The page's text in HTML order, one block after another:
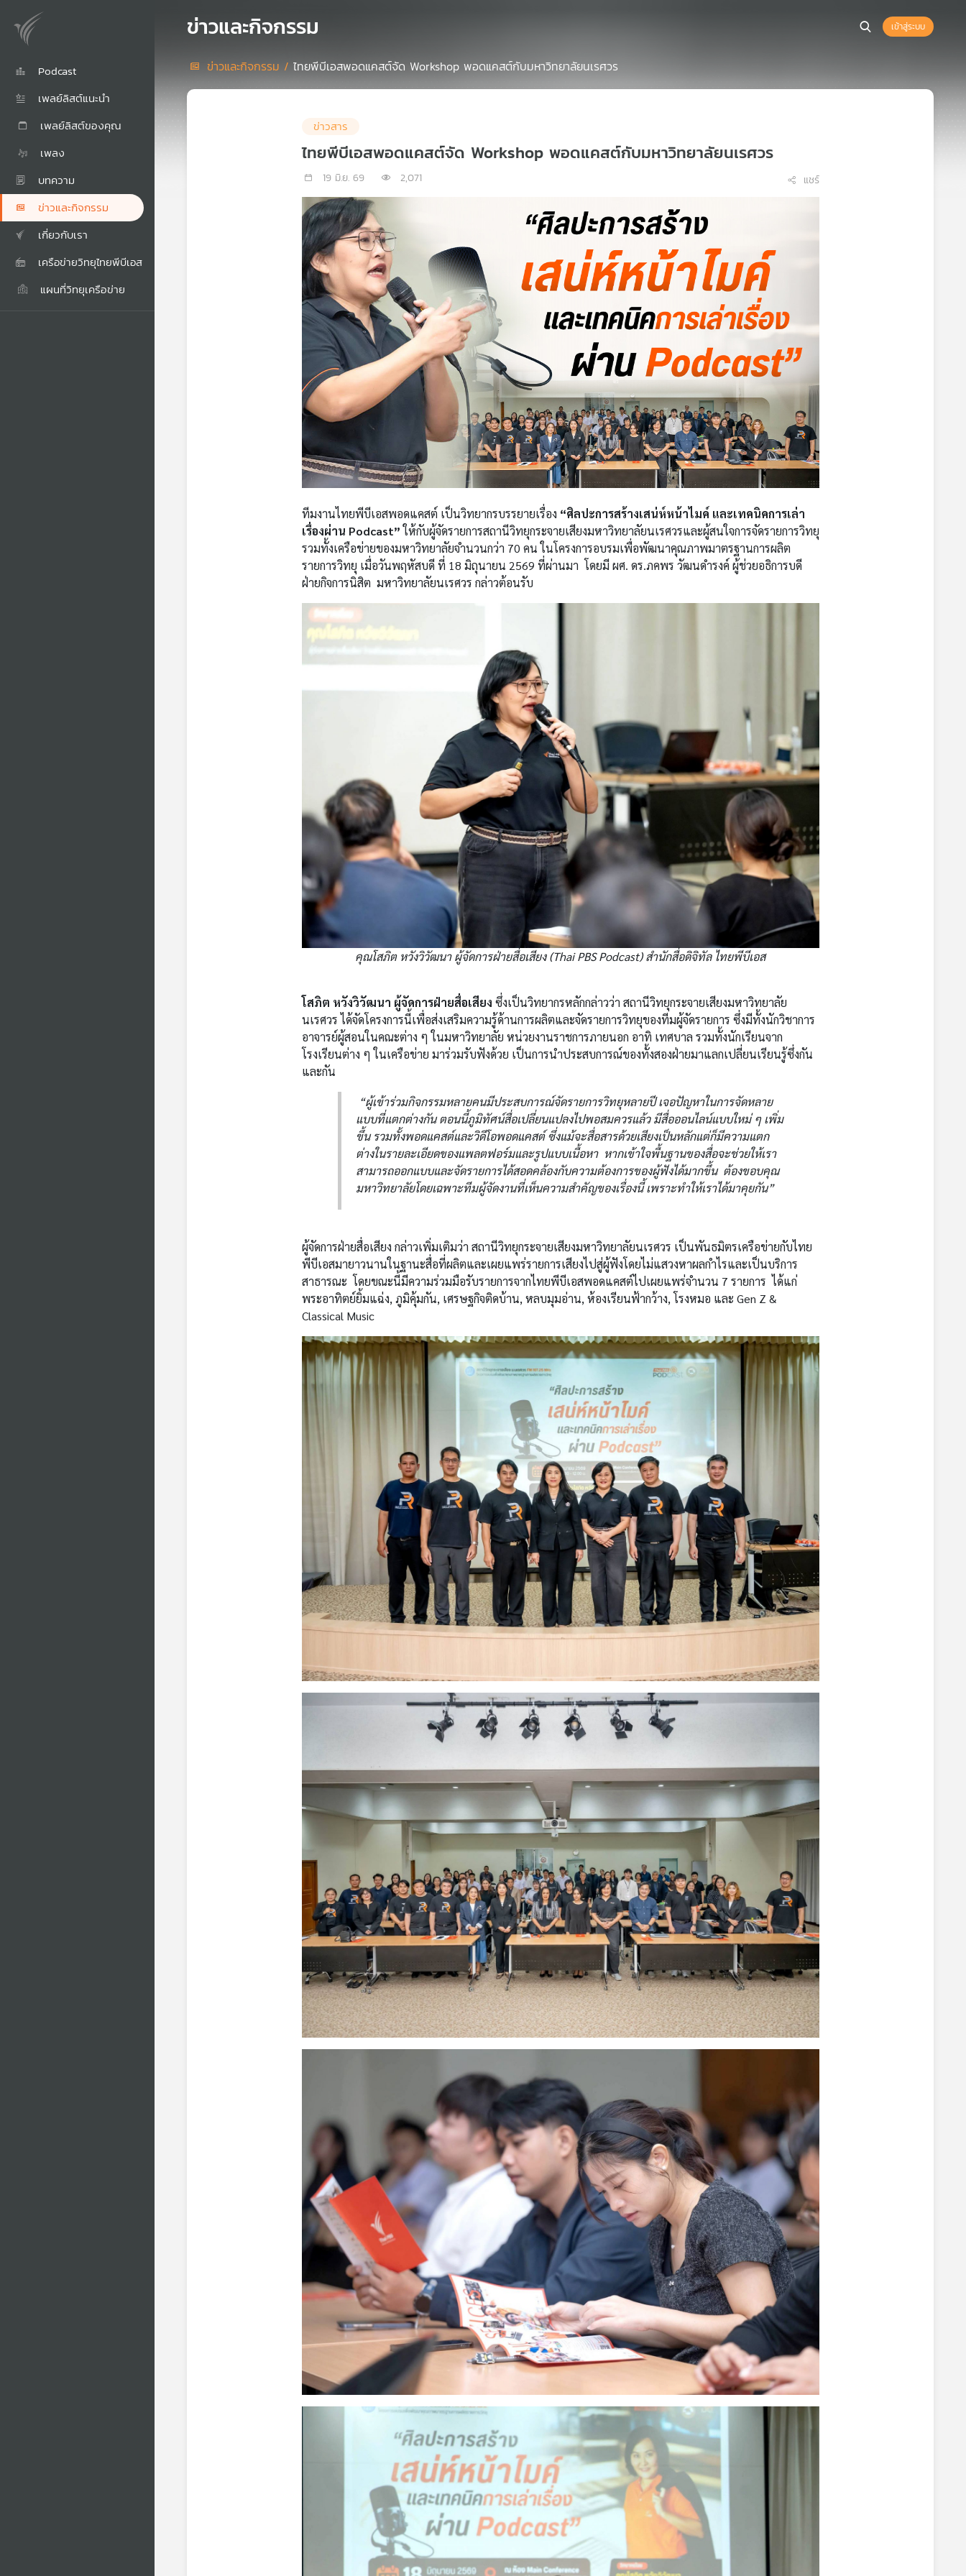
Podcast
เพลย์ลิสต์แนะนำ
เพลย์ลิสต์ของคุณ
เพลง
บทความ
ข่าวและกิจกรรม
เกี่ยวกับเรา
เครือข่ายวิทยุไทยพีบีเอส
แผนที่วิทยุเครือข่าย
เข้าสู่ระบบ
ข่าวและกิจกรรม
ข่าวและกิจกรรม / ไทยพีบีเอสพอดแคสต์จัด Workshop พอดแคสต์กับมหาวิทยาลัยนเรศวร
ข่าวสาร
ไทยพีบีเอสพอดแคสต์จัด Workshop พอดแคสต์กับมหาวิทยาลัยนเรศวร
19 มิ.ย. 69 2,071 แชร์
ทีมงานไทยพีบีเอสพอดแคสต์ เป็นวิทยากรบรรยายเรื่อง “ศิลปะการสร้างเสน่ห์หน้าไมค์ และเทคนิคการเล่า
เรื่องผ่าน Podcast”ให้กับผู้จัดรายการสถานีวิทยุกระจายเสียงมหาวิทยาลัยนเรศวรและผู้สนใจการจัดรายการวิทยุ
รวมทั้งเครือข่ายของมหาวิทยาลัยจำนวนกว่า 70 คน ในโครงการอบรมเพื่อพัฒนาคุณภาพมาตรฐานการผลิต
รายการวิทยุ เมื่อวันพฤหัสบดี ที่ 18 มิถุนายน 2569 ที่ผ่านมา โดยมี ผศ. ดร.ภคพร วัฒนดำรงค์ ผู้ช่วยอธิการบดี
ฝ่ายกิจการนิสิต มหาวิทยาลัยนเรศวร กล่าวต้อนรับ
คุณโสภิต หวังวิวัฒนา ผู้จัดการฝ่ายสื่อเสียง (Thai PBS Podcast) สำนักสื่อดิจิทัล ไทยพีบีเอส
โสภิต หวังวิวัฒนา ผู้จัดการฝ่ายสื่อเสียง ซึ่งเป็นวิทยากรหลักกล่าวว่า สถานีวิทยุกระจายเสียงมหาวิทยาลัย
นเรศวร ได้จัดโครงการนี้เพื่อส่งเสริมความรู้ด้านการผลิตและจัดรายการวิทยุของทีมผู้จัดรายการ ซึ่งมีทั้งนักวิชาการ
อาจารย์ผู้สอนในคณะต่าง ๆ ในมหาวิทยาลัย หน่วยงานราชการภายนอก อาทิ เทศบาล รวมทั้งนักเรียนจาก
โรงเรียนต่าง ๆ ในเครือข่าย มาร่วมรับฟังด้วย เป็นการนำประสบการณ์ของทั้งสองฝ่ายมาแลกเปลี่ยนเรียนรู้ซึ่งกัน
และกัน
“ผู้เข้าร่วมกิจกรรมหลายคนมีประสบการณ์จัดรายการวิทยุหลายปี เจอปัญหาในการจัดหลาย
แบบที่แตกต่างกัน ตอนนี้ภูมิทัศน์สื่อเปลี่ยนแปลงไปพอสมควรแล้ว มีสื่อออนไลน์แบบใหม่ ๆ เพิ่ม
ขึ้น รวมทั้งพอดแคสต์และวิดีโอพอดแคสต์ ซึ่งแม้จะสื่อสารด้วยเสียงเป็นหลักแต่ก็มีความแตก
ต่างในรายละเอียดของแพลตฟอร์มและรูปแบบเนื้อหา หากเข้าใจพื้นฐานของสื่อจะช่วยให้เรา
สามารถออกแบบและจัดรายการได้สอดคล้องกับความต้องการของผู้ฟังได้มากขึ้น ต้องขอบคุณ
มหาวิทยาลัยโดยเฉพาะทีมผู้จัดงานที่เห็นความสำคัญของเรื่องนี้ เพราะทำให้เราได้มาคุยกัน”
ผู้จัดการฝ่ายสื่อเสียง กล่าวเพิ่มเติมว่า สถานีวิทยุกระจายเสียงมหาวิทยาลัยนเรศวร เป็นพันธมิตรเครือข่ายกับไทย
พีบีเอสมายาวนานในฐานะสื่อที่ผลิตและเผยแพร่รายการเสียงไปสู่ผู้ฟังโดยไม่แสวงหาผลกำไรและเป็นบริการ
สาธารณะ โดยขณะนี้มีความร่วมมือรับรายการจากไทยพีบีเอสพอดแคสต์ไปเผยแพร่จำนวน 7 รายการ ได้แก่
พระอาทิตย์ยิ้มแฉ่ง, ภูมิคุ้มกัน, เศรษฐกิจติดบ้าน, หลบมุมอ่าน, ห้องเรียนฟ้ากว้าง, โรงหมอ และ Gen Z &
Classical Music